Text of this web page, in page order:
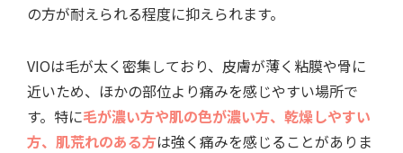
の方が耐えられる程度に抑えられます。
VIOは毛が太く密集しており、皮膚が薄く粘膜や骨に
近いため、ほかの部位より痛みを感じやすい場所で
す。特に毛が濃い方や肌の色が濃い方、乾燥しやすい
方、肌荒れのある方は強く痛みを感じることがありま